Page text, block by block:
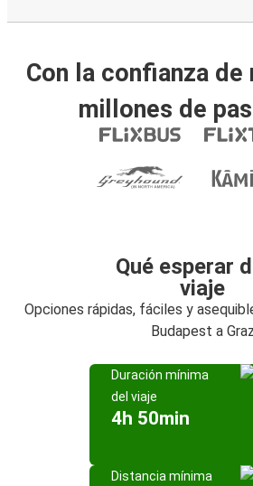
Con la confianza de
millones de
Qué esperar
viaje
Opciones rápidas, fáciles y
Budapest a Graz
Duración mínima
del viaje
4h 50min
Distancia mínima